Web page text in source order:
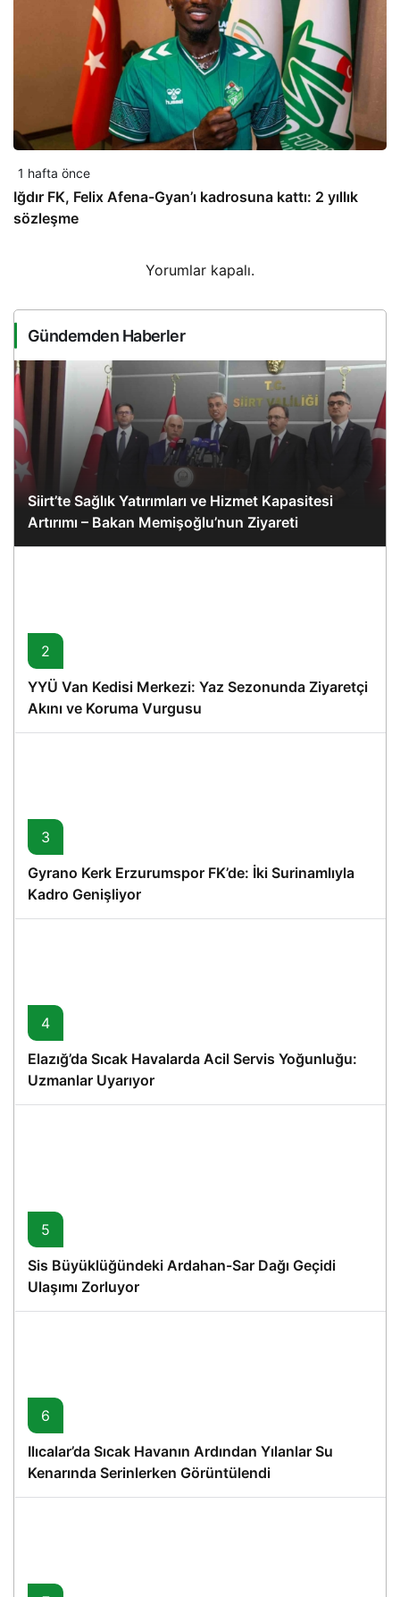
1 hafta önce
Iğdır FK, Felix Afena-Gyan’ı kadrosuna kattı: 2 yıllık
sözleşme
Yorumlar kapalı.
Gündemden Haberler
Siirt’te Sağlık Yatırımları ve Hizmet Kapasitesi
Artırımı – Bakan Memişoğlu’nun Ziyareti
2
YYÜ Van Kedisi Merkezi: Yaz Sezonunda Ziyaretçi
Akını ve Koruma Vurgusu
3
Gyrano Kerk Erzurumspor FK’de: İki Surinamlıyla
Kadro Genişliyor
4
Elazığ’da Sıcak Havalarda Acil Servis Yoğunluğu:
Uzmanlar Uyarıyor
5
Sis Büyüklüğündeki Ardahan-Sar Dağı Geçidi
Ulaşımı Zorluyor
6
Ilıcalar’da Sıcak Havanın Ardından Yılanlar Su
Kenarında Serinlerken Görüntülendi